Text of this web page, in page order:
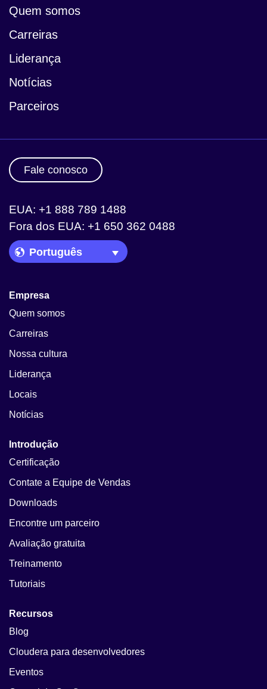
Quem somos
Carreiras
Liderança
Notícias
Parceiros
Fale conosco
EUA: +1 888 789 1488
Fora dos EUA: +1 650 362 0488
Language Picker
Empresa
Quem somos
Carreiras
Nossa cultura
Liderança
Locais
Notícias
Introdução
Certificação
Contate a Equipe de Vendas
Downloads
Encontre um parceiro
Avaliação gratuita
Treinamento
Tutoriais
Recursos
Blog
Cloudera para desenvolvedores
Eventos